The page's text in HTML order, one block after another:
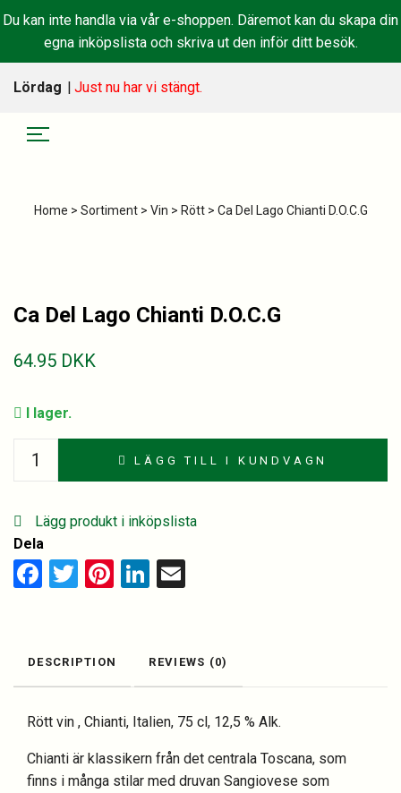
Du kan inte handla via vår e-shoppen. Däremot kan du skapa din
egna inköpslista och skriva ut den inför ditt besök.
Lördag | Just nu har vi stängt.
Home > Sortiment> Vin > Rött> Ca Del Lago Chianti D.O.C.G
Ca Del Lago Chianti D.O.C.G
64.95 DKK
I lager.
Chianti
D.O.C.G
quantity
LÄGG TILL I KUNDVAGN
Lägg produkt i inköpslista
Dela
Facebook
TwitterPinterest
LinkedIn
DESCRIPTION REVIEWS (0)
Rött vin , Chianti, Italien, 75 cl, 12,5 % Alk.
Chianti är klassikern från det centrala Toscana, som
finns i många stilar med druvan Sangiovese som